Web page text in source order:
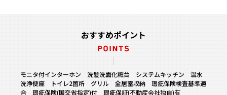
おすすめポイント
モニタ付インターホン 洗髪洗面化粧台 システムキッチン 温水
洗浄便座 トイレ2箇所 グリル 全居室収納 瑕疵保険検査基準適
合 瑕疵保険(国交省指定)付 瑕疵保証(不動産会社独自)有